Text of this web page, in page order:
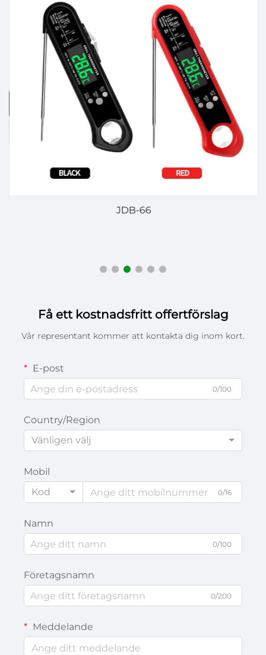
JDB-66
Få ett kostnadsfritt offertförslag
Vår representant kommer att kontakta dig inom kort.
E-post
0/100
Country/Region
Vänligen välj
Mobil
Kod
0/16
Namn
0/100
Företagsnamn
0/200
Meddelande